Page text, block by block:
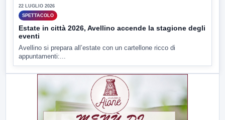
22 LUGLIO 2026
SPETTACOLO
Estate in città 2026, Avellino accende la stagione degli
eventi
Avellino si prepara all’estate con un cartellone ricco di
appuntamenti:...